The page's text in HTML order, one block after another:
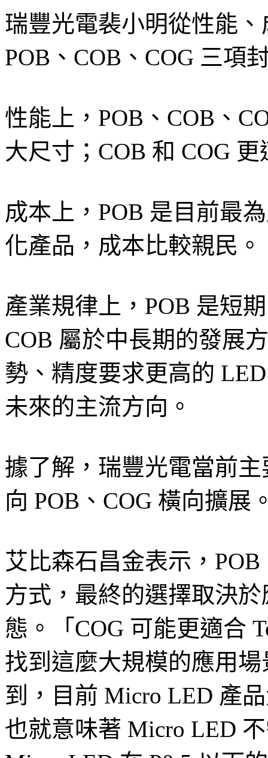
瑞豐光電裴小明從性能
POB、COB、COG 三項
性能上，POB、COB、
大尺寸；COB 和 COG
成本上，POB 是目前最
化產品，成本比較親民。
產業規律上，POB 是短
COB 屬於中長期的發展
勢、精度要求更高的
未來的主流方向。
據了解，瑞豐光電當前
向 POB、COG 橫向擴展
艾比森石昌金表示，
方式，最終的選擇取決
態。「COG 可能更適合
找到這麼大規模的應用
到，目前 Micro LED 產
也就意味著 Micro LED